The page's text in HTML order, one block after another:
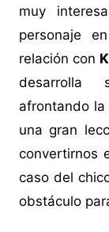
muy
personaje
relación con
desarrolla
afrontando
una gran
convertirnos
caso del
obstáculo